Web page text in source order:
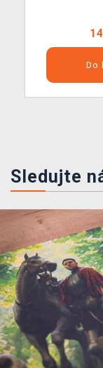
Do
Sledujte